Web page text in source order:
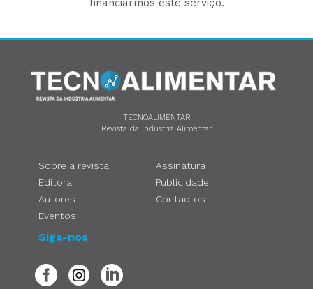
TECNOALIMENTAR
Revista da Indústria Alimentar
Sobre a revista
Editora
Autores
Eventos
Assinatura
Publicidade
Contactos
Siga-nos